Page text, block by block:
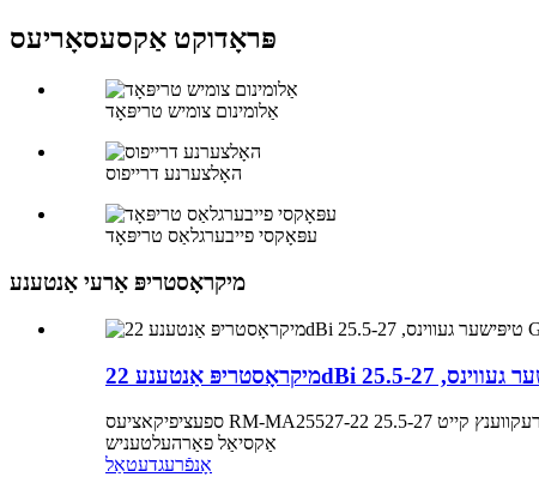
פּראָדוקט אַקסעסאָריעס
אַלומינום צומיש טריפּאָד
האָלצערנע דרייפוס
עפּאָקסי פייבערגלאַס טריפּאָד
מיקראָסטריפּ אַרעי אַנטענע
ספעציפיקאציעס RM-MA25527-22 פאראמעטערס טיפישע איינהייטן פרעקווענץ קייט 25.5-27 GHz געווינס >22dBi@26GHz dBi צוריקקער פארלוסט >-13 dB פּאָלאַריזאַציע RHCP אדער LHCP
אַקסיאַל פאַרהעלטעניש
אָנפֿרעגדעטאַל